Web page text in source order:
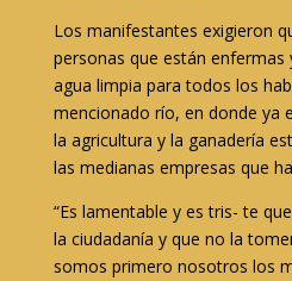
Los manifestantes exigieron
personas que están enfermas
agua limpia para todos los
mencionado río, en donde ya
la agricultura y la ganadería
las medianas empresas que
“Es lamentable y es tris- te
la ciudadanía y que no la
somos primero nosotros los